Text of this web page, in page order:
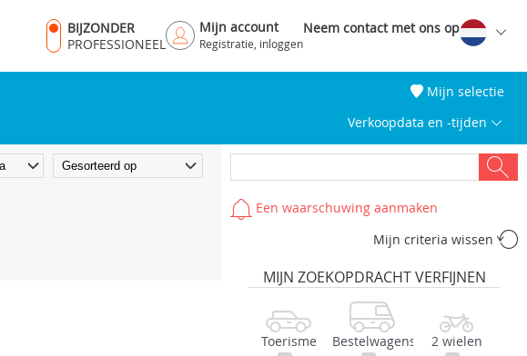
BIJZONDER
PROFESSIONEEL
Mijn account
Registratie, inloggen
Neem contact met ons op
Mijn selectie
Verkoopdata en -tijden
Een waarschuwing aanmaken
Mijn criteria wissen
MIJN ZOEKOPDRACHT VERFIJNEN
Toerisme Bestelwagens 2 wielen